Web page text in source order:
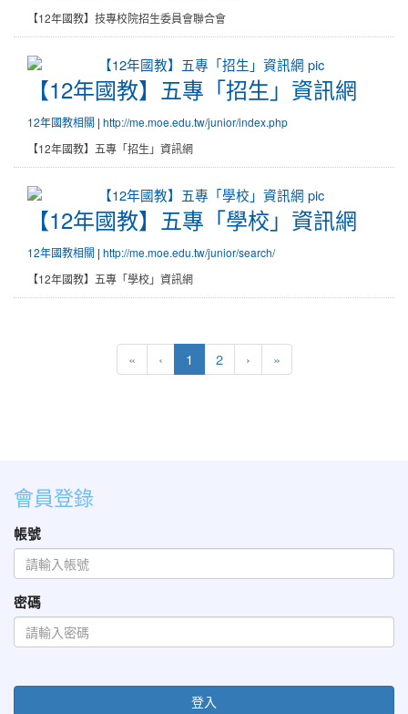
【12年國教】技專校院招生委員會聯合會
【12年國教】五專「招生」資訊網
【12年國教】五專「招生」資訊網
12年國教相關 | http://me.moe.edu.tw/junior/index.php
【12年國教】五專「招生」資訊網
【12年國教】五專「學校」資訊網
【12年國教】五專「學校」資訊網
12年國教相關 | http://me.moe.edu.tw/junior/search/
【12年國教】五專「學校」資訊網
« ‹ 1 (目前頁次)
2 ›下一頁
»最後頁
會員登錄
帳號
密碼
登入